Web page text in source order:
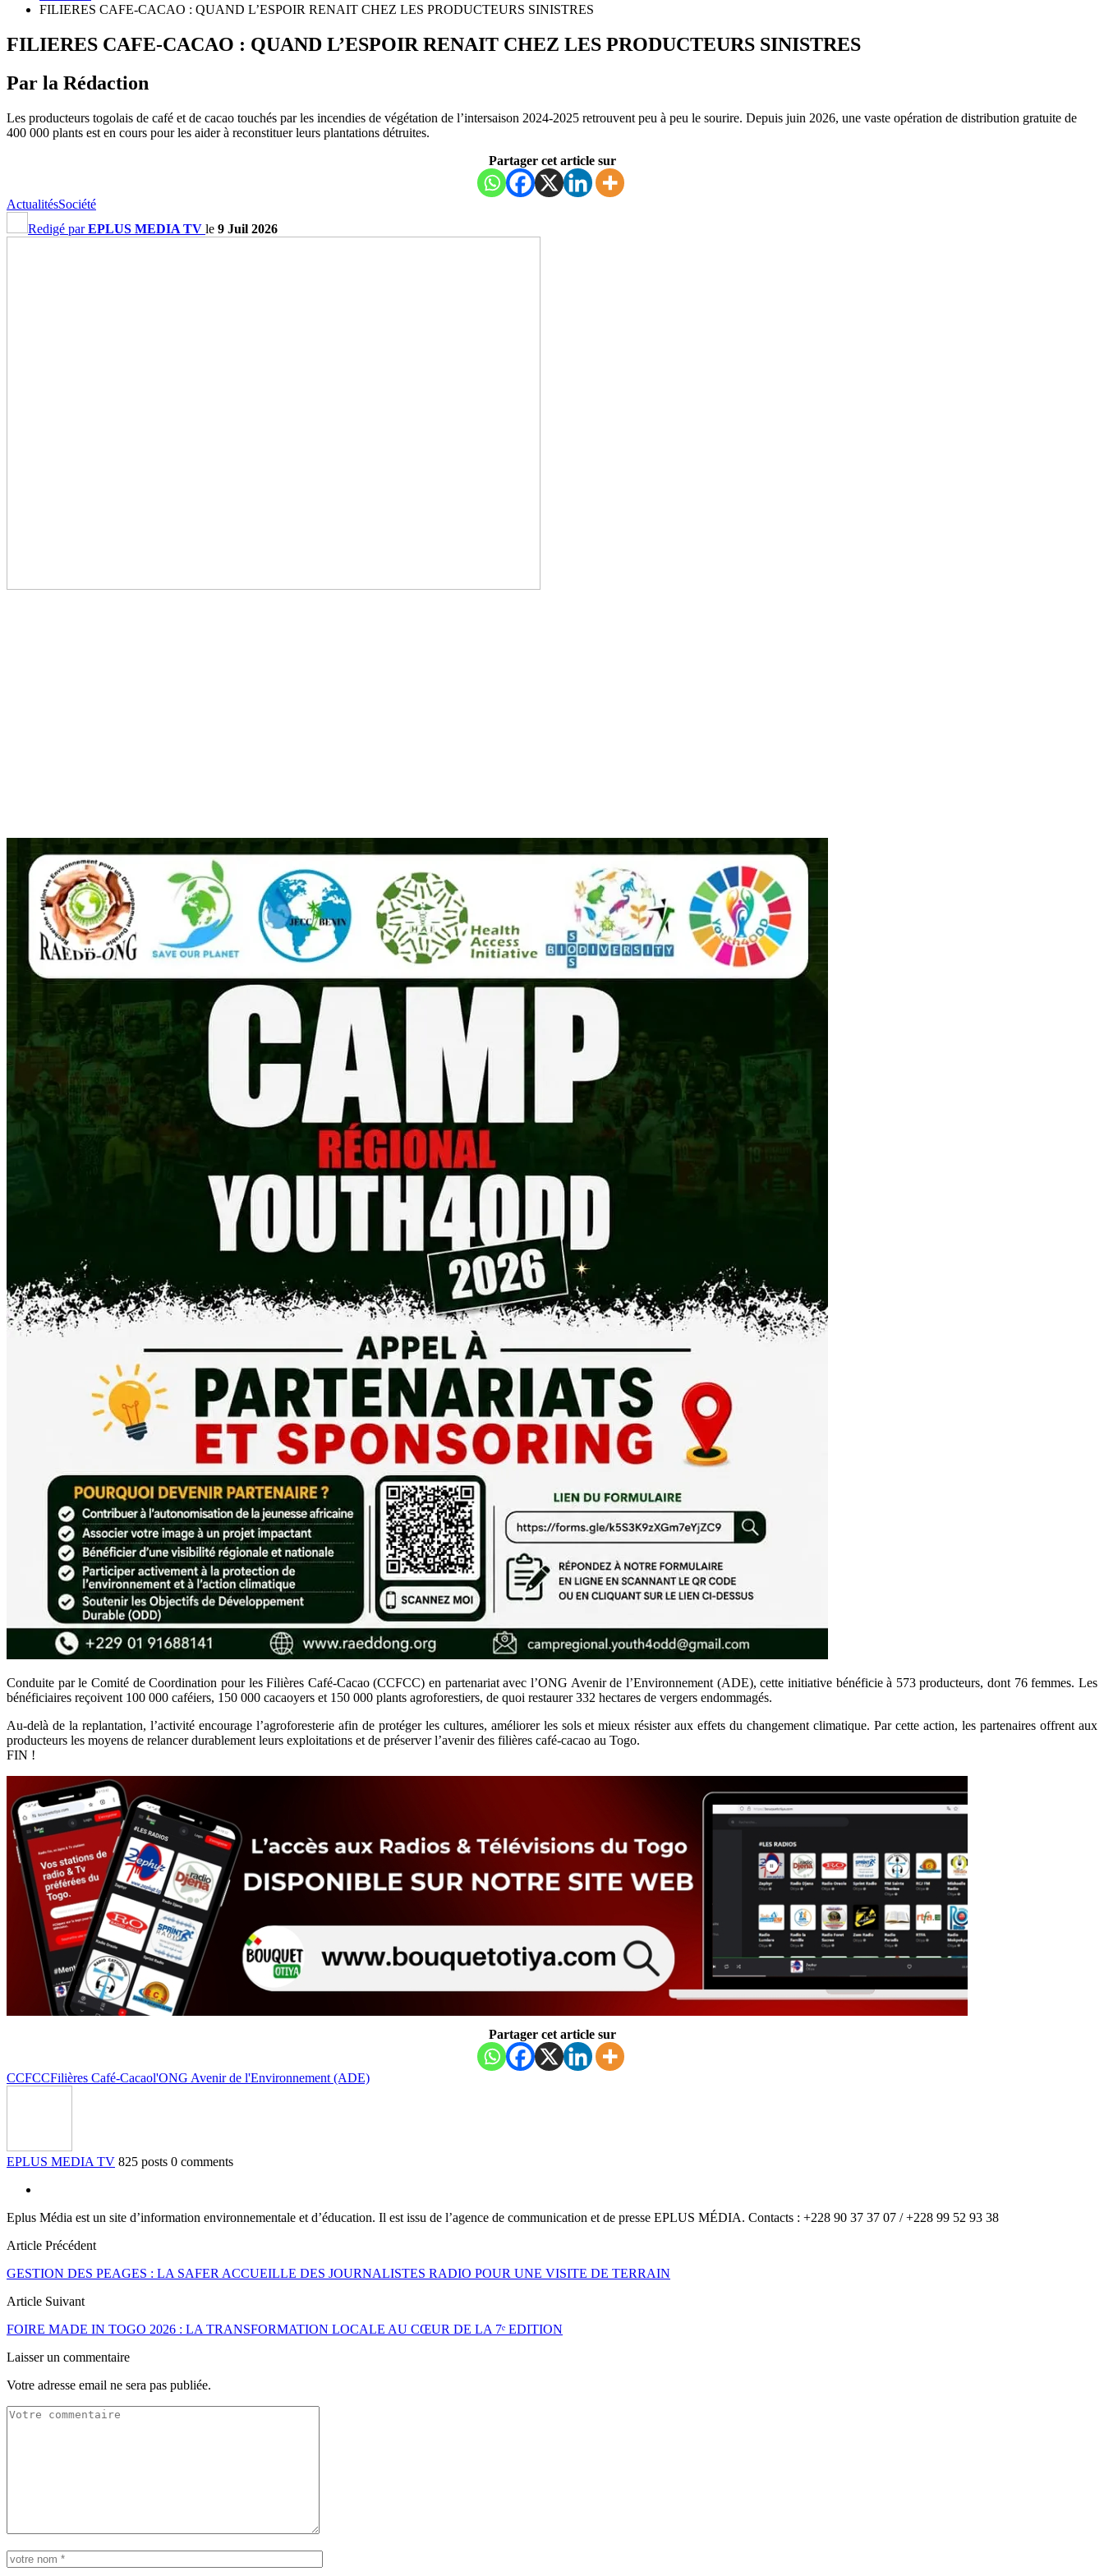
FILIERES CAFE-CACAO : QUAND L’ESPOIR RENAIT CHEZ LES PRODUCTEURS SINISTRES
FILIERES CAFE-CACAO : QUAND L’ESPOIR RENAIT CHEZ LES PRODUCTEURS SINISTRES
Par la Rédaction
Les producteurs togolais de café et de cacao touchés par les incendies de végétation de l’intersaison 2024-2025 retrouvent peu à peu le sourire. Depuis juin 2026, une vaste opération de distribution gratuite de
400 000 plants est en cours pour les aider à reconstituer leurs plantations détruites.
Partager cet article sur
ActualitésSociété
Redigé parEPLUS MEDIA TV le 9 Juil 2026
Conduite par le Comité de Coordination pour les Filières Café-Cacao (CCFCC) en partenariat avec l’ONG Avenir de l’Environnement (ADE), cette initiative bénéficie à 573 producteurs, dont 76 femmes. Les
bénéficiaires reçoivent 100 000 caféiers, 150 000 cacaoyers et 150 000 plants agroforestiers, de quoi restaurer 332 hectares de vergers endommagés.
Au-delà de la replantation, l’activité encourage l’agroforesterie afin de protéger les cultures, améliorer les sols et mieux résister aux effets du changement climatique. Par cette action, les partenaires offrent aux
producteurs les moyens de relancer durablement leurs exploitations et de préserver l’avenir des filières café-cacao au Togo.
FIN !
Partager cet article sur
CCFCCFilières Café-Cacaol'ONG Avenir de l'Environnement (ADE)
EPLUS MEDIA TV 825 posts 0 comments
Eplus Média est un site d’information environnementale et d’éducation. Il est issu de l’agence de communication et de presse EPLUS MÉDIA. Contacts : +228 90 37 37 07 / +228 99 52 93 38
Article Précédent
GESTION DES PEAGES : LA SAFER ACCUEILLE DES JOURNALISTES RADIO POUR UNE VISITE DE TERRAIN
Article Suivant
FOIRE MADE IN TOGO 2026 : LA TRANSFORMATION LOCALE AU CŒUR DE LA 7ᵉ EDITION
Laisser un commentaire
Votre adresse email ne sera pas publiée.